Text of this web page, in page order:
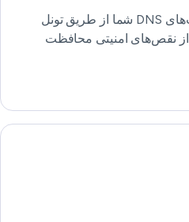
با VeePN، ترافیک و درخواست‌های DNS شما از طریق تونل
نقص‌های امنیتی محافظت